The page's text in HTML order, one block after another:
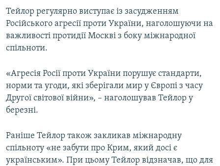
Тейлор регулярно виступає із засудженням
Російського агресії проти України, наголошуючи на
важливості протидії Москві з боку міжнародної
спільноти.
«Агресія Росії проти України порушує стандарти,
норми та угоди, які зберігали мир у Європі з часу
Другої світової війни», – наголошував Тейлор у
березні.
Раніше Тейлор також закликав міжнародну
спільноту «не забути про Крим, який досі є
українським». При цьому Тейлор відзначав, що для